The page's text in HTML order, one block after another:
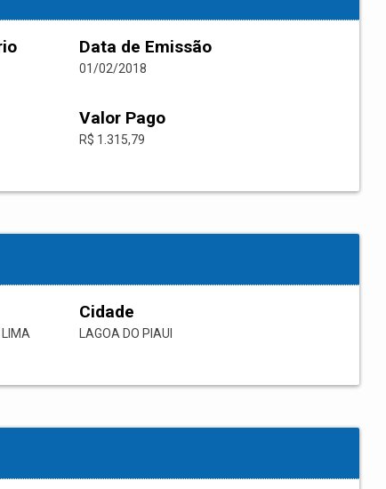
Data de Emissão
01/02/2018
Valor Pago
R$ 1.315,79
LIMA
Cidade
LAGOA DO PIAUI